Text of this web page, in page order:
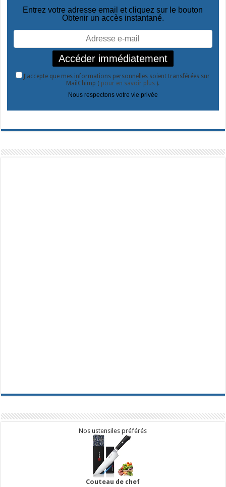
Entrez votre adresse email et cliquez sur le bouton
Obtenir un accès instantané.
J'accepte que mes informations personnelles soient transférées sur
MailChimp ( pour en savoir plus).
Nous respectons votre vie privée
Nos ustensiles préférés
Couteau de chef